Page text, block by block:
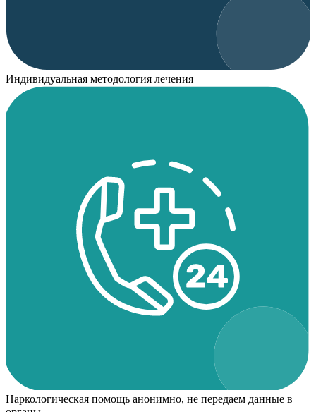
Индивидуальная методология лечения
Наркологическая помощь анонимно, не передаем данные в